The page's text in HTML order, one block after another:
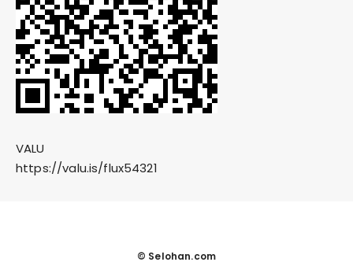
VALU
https://valu.is/flux54321
© Selohan.com